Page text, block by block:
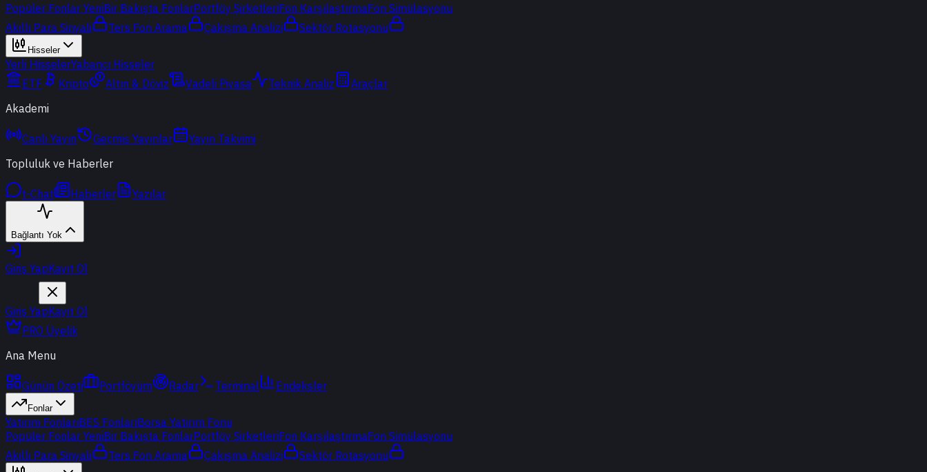
Popüler Fonlar YeniBir Bakışta FonlarPortföy ŞirketleriFon KarşılaştırmaFon Simülasyonu
Akıllı Para Sinyali
Ters Fon Arama Çakışma Analizi Sektör Rotasyonu
Hisseler
Yerli HisselerYabancı Hisseler
ETF
Kripto Altın & Döviz Vadeli Piyasa Teknik Analiz
Araçlar
Akademi
Canlı Yayın Geçmiş Yayınlar
Yayın Takvimi
Topluluk ve Haberler
t-Chat Haberler Yazılar
Bağlantı Yok
Giriş YapKayıt Ol
Giriş YapKayıt Ol
PRO Üyelik
Ana Menu
Günün Özeti Portföyüm Radar Terminal Endeksler
Fonlar
Yatırım FonlarıBES FonlarıBorsa Yatırım Fonu
Popüler Fonlar YeniBir Bakışta FonlarPortföy ŞirketleriFon KarşılaştırmaFon Simülasyonu
Akıllı Para Sinyali
Ters Fon Arama Çakışma Analizi Sektör Rotasyonu